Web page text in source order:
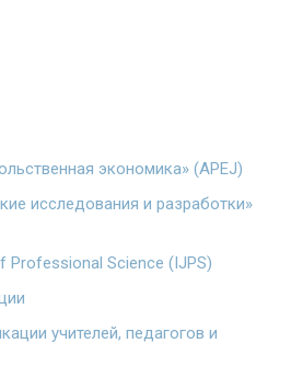
экономика» (APEJ)
исследования и разработки»
Professional Science (IJPS)
учителей, педагогов и